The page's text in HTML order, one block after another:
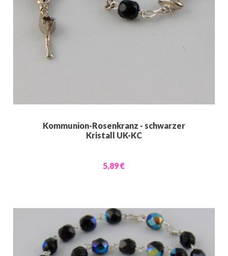
Kommunion-Rosenkranz - schwarzer
Kristall UK-KC
5,89 €